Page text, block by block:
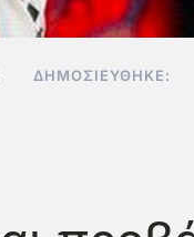
ΔΗΜΟΣΙΕΎΘΗΚΕ: